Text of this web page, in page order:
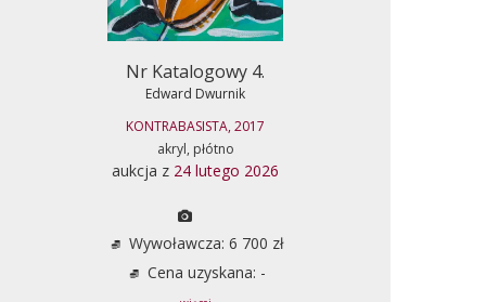
Nr Katalogowy 4.
Edward Dwurnik
KONTRABASISTA, 2017
akryl, płótno
aukcja z 24 lutego 2026
Wywoławcza: 6 700 zł
Cena uzyskana: -